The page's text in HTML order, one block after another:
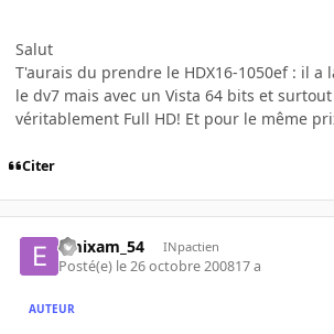
Salut
T'aurais du prendre le HDX16-1050ef : il a
le dv7 mais avec un Vista 64 bits et
véritablement Full HD! Et pour le même
Citer
emixam_54 INpactien
Posté(e) le 26 octobre 200817 a
AUTEUR